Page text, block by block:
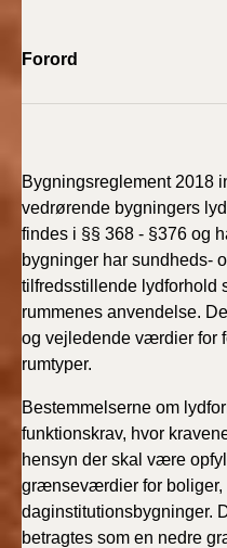
BR18 (1/1 - 30/6
BR18 (1/1-29/6
2021)
BR18 (1/7-31/12
2020)
BR18 (10/3-30/6
BR18 (1/1-9/3 2020)
BR18 (4/7-31/12
2019)
Forord
Bygningsreglement 2018
vedrørende bygningers
findes i §§ 368 - §376 og
bygninger har sundheds-
tilfredsstillende lydforhold
rummenes anvendelse.
og vejledende værdier for
rumtyper.
Bestemmelserne om
funktionskrav, hvor
hensyn der skal være
grænseværdier for boliger,
daginstitutions­bygninger.
betragtes som en nedre